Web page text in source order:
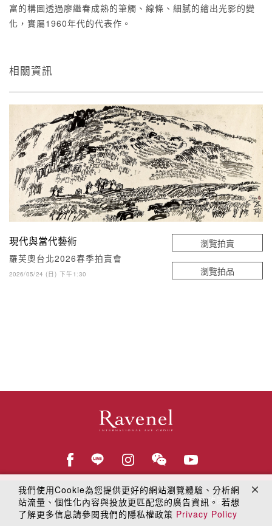
富的構圖透過廖繼春成熟的筆觸、線條、細膩的繪出光影的變
化，實屬1960年代的代表作。
相關資訊
現代與當代藝術
羅芙奧台北2026春季拍賣會
2026/05/24 (日) 下午1:30
瀏覽拍賣
瀏覽拍品
© 2018羅芙奧藝術集團 線上隱私權保護政策
我們使用Cookie為您提供更好的網站瀏覽體驗、分析網
站流量、個性化內容與投放更匹配您的廣告資訊。 若想
了解更多信息請參閱我們的隱私權政策 Privacy Policy